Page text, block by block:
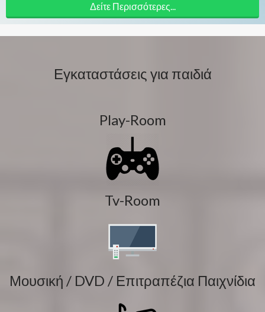
Δείτε Περισσότερες...
Εγκαταστάσεις για παιδιά
Play-Room
Tv-Room
Μουσική / DVD / Επιτραπέζια Παιχνίδια